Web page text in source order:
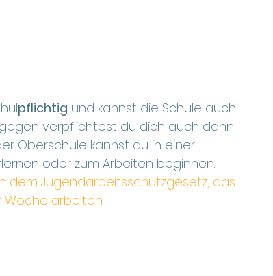
pflichtig und kannst die Schule auch
verpflichtest du dich auch dann
Oberschule kannst du in einer
oder zum Arbeiten beginnen.
dem Jugendarbeitsschutzgesetz, das
Woche arbeiten.